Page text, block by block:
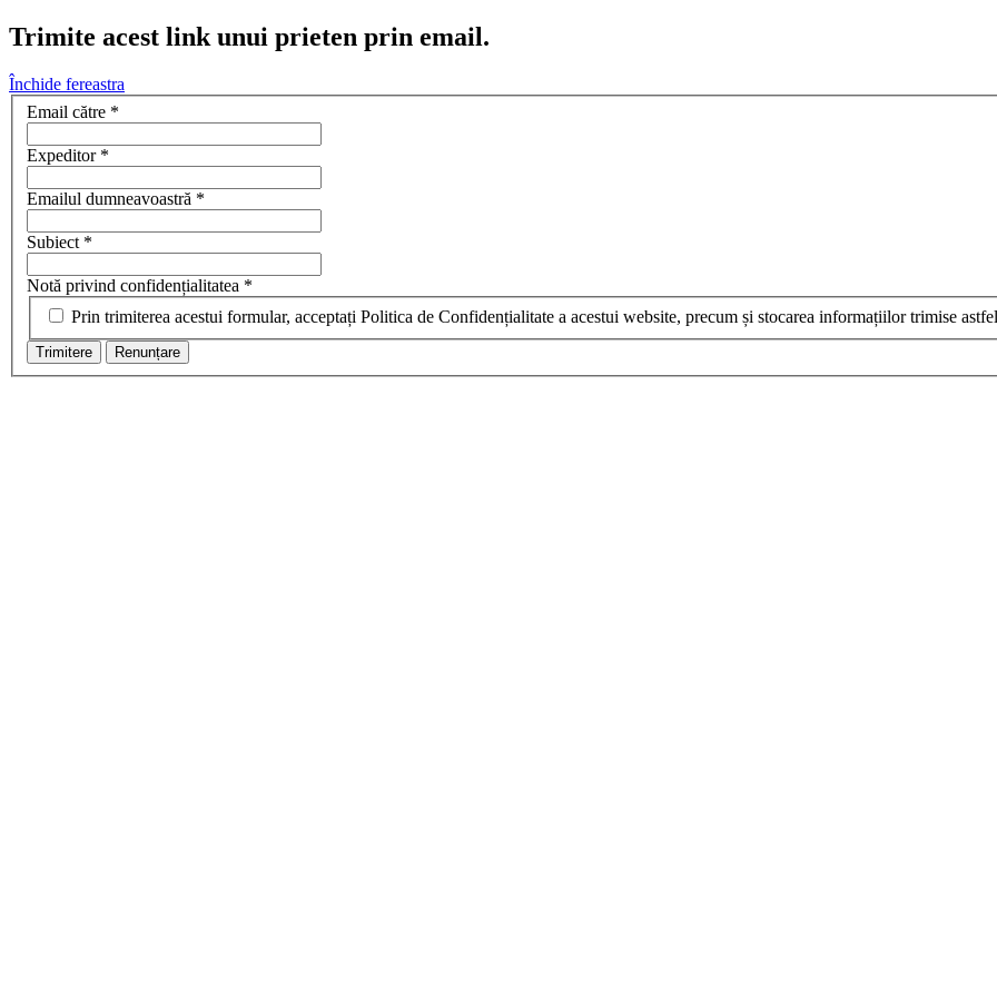
Trimite acest link unui prieten prin email.
Închide fereastra
Email către *
Expeditor*
Emailul dumneavoastră *
Subiect*
Notă privind confidențialitatea *
Prin trimiterea acestui formular, acceptați Politica de Confidențialitate a acestui website, precum și stocarea informațiilor trimise
Trimitere Renunțare